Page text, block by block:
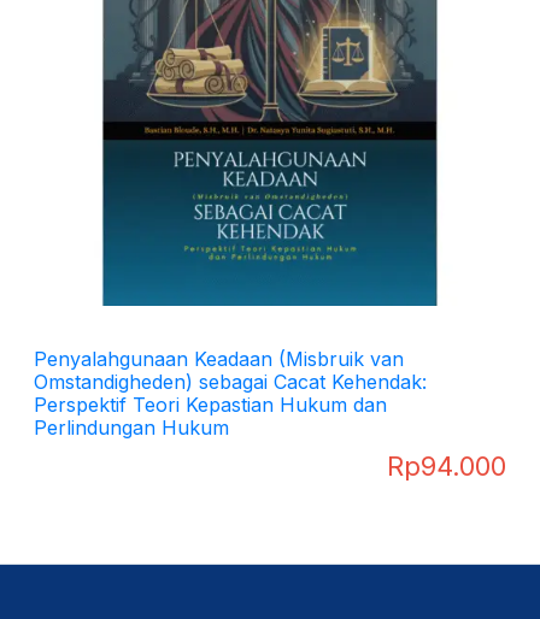
Penyalahgunaan Keadaan (Misbruik van
Omstandigheden) sebagai Cacat Kehendak:
Perspektif Teori Kepastian Hukum dan
Perlindungan Hukum
Rp94.000